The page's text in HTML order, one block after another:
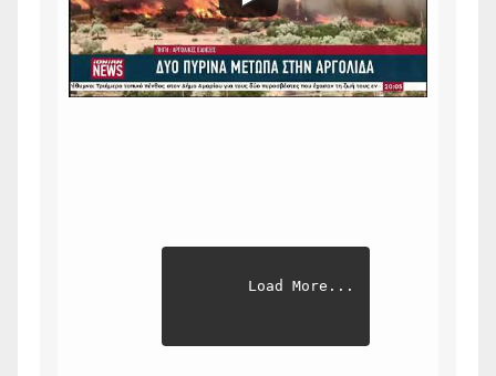
Load More...